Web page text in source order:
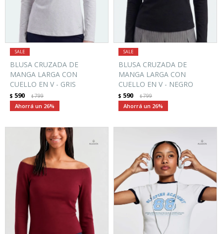
BLUSA CRUZADA DE
MANGA LARGA CON
CUELLO EN V - GRIS
$ 590 $799
26
BLUSA CRUZADA DE
MANGA LARGA CON
CUELLO EN V - NEGRO
$ 590 $799
26